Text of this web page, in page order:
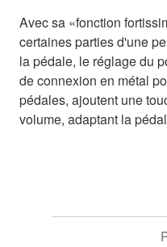
Avec sa «fonction
certaines parties d'une
la pédale, le réglage du
de connexion en métal
pédales, ajoutent une
volume, adaptant la